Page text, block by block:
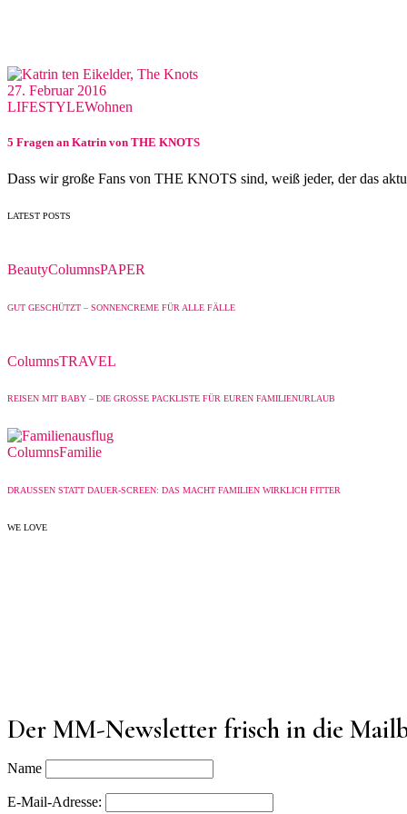
27. Februar 2016
LIFESTYLEWohnen
5 Fragen an Katrin von THE KNOTS
Dass wir große Fans von THE KNOTS sind, weiß jeder, der das
LATEST POSTS
BeautyColumnsPAPER
GUT GESCHÜTZT – SONNENCREME FÜR ALLE FÄLLE
ColumnsTRAVEL
REISEN MIT BABY – DIE GROSSE PACKLISTE FÜR EUREN FAMILIENURLAUB
ColumnsFamilie
DRAUSSEN STATT DAUER-SCREEN: DAS MACHT FAMILIEN WIRKLICH FITTER
WE LOVE
Der MM-Newsletter frisch in die
Name
E-Mail-Adresse: